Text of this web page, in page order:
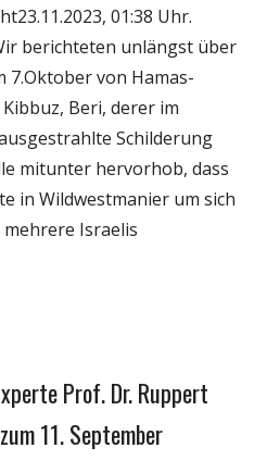
01:38 Uhr.
berichteten unlängst über
7.Oktober von Hamas-
Beri, derer im
Schilderung
mitunter hervorhob, dass
in Wildwestmanier um sich
Israelis
Prof. Dr. Ruppert
11. September